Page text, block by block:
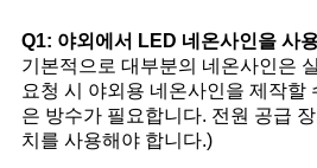
Q1: 야외에서 LED 네온사인을 사
기본적으로 대부분의 네온사인은
요청 시 야외용 네온사인을 제작할
은 방수가 필요합니다. 전원 공급
치를 사용해야 합니다.)